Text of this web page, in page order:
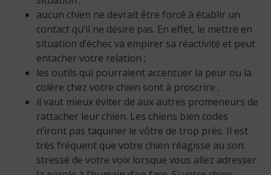
aucun chien ne devrait être forcé à établir un
contact qu’il ne désire pas. En effet, le mettre en
situation d’échec va empirer sa réactivité et peut
entacher votre relation ;
les outils qui pourraient accentuer la peur ou la
colère chez votre chien sont à proscrire ;
il vaut mieux éviter de aux autres promeneurs de
rattacher leur chien. Les chiens bien codés
n’iront pas taquiner le vôtre de trop près. Il est
très fréquent que votre chien réagisse au son
stressé de votre voix lorsque vous allez adresser